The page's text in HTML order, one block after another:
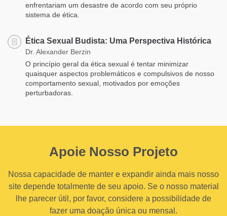
enfrentariam um desastre de acordo com seu próprio
sistema de ética.
Ética Sexual Budista: Uma Perspectiva Histórica
Dr. Alexander Berzin
O princípio geral da ética sexual é tentar minimizar
quaisquer aspectos problemáticos e compulsivos de nosso
comportamento sexual, motivados por emoções
perturbadoras.
Apoie Nosso Projeto
Nossa capacidade de manter e expandir ainda mais nosso
site depende totalmente de seu apoio. Se o nosso material
lhe parecer útil, por favor, considere a possibilidade de
fazer uma doação única ou mensal.